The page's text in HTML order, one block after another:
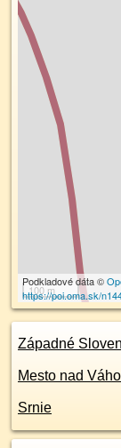
100 m
Podkladové dáta ©
https://poi.oma.sk/
Západné
Mesto nad
Srnie